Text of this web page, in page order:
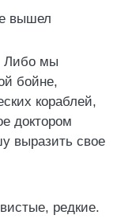
вышел
Либо мы
бойне,
кораблей,
доктором
выразить свое
редкие.